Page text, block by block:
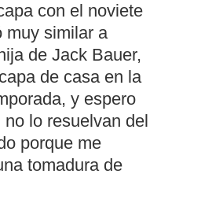
con el noviete
muy similar a
de Jack Bauer,
de casa en la
y espero
no lo resuelvan del
porque me
tomadura de